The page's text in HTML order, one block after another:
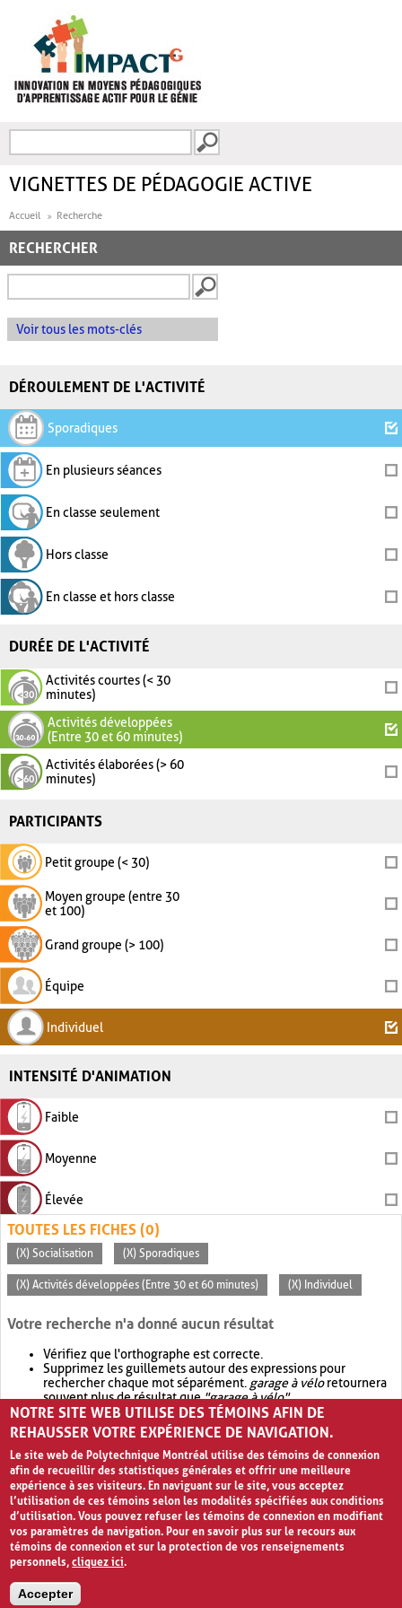
FORMULAIRE DE
VIGNETTES DE PÉDAGOGIE ACTIVE
Accueil Recherche
RECHERCHER
Voir tous les mots-clés
DÉROULEMENT DE L'ACTIVITÉ
Sporadiques
En plusieurs séances
En classe seulement
Hors classe
En classe et hors classe
DURÉE DE L'ACTIVITÉ
Activités courtes (< 30
minutes)
Activités développées
(Entre 30 et 60 minutes)
Activités élaborées (> 60
minutes)
PARTICIPANTS
Petit groupe (< 30)
Moyen groupe (entre 30
et 100)
Grand groupe (> 100)
Équipe
Individuel
INTENSITÉ D'ANIMATION
Faible
Moyenne
Élevée
TOUTES LES FICHES (0)
(X) Socialisation (X) Sporadiques
(X) Activités développées (Entre 30 et 60 minutes) (X) Individuel
Votre recherche n'a donné aucun résultat
Vérifiez que l'orthographe est correcte.
Supprimez les guillemets autour des expressions pour
rechercher chaque mot séparément. garage à véloretournera
souvent plus de résultat que"garage à vélo".
Envisagez d'élargir votre recherche avec OR.garage OR vélo
retournera souvent plus de résultat quegarage à vélo
NOTRE SITE WEB UTILISE DES TÉMOINS AFIN DE
REHAUSSER VOTRE EXPÉRIENCE DE NAVIGATION.
Le site web de Polytechnique Montréal utilise des témoins de connexion
afin de recueillir des statistiques générales et offrir une meilleure
expérience à ses visiteurs. En naviguant sur le site, vous acceptez
l’utilisation de ces témoins selon les modalités spécifiées aux conditions
d’utilisation. Vous pouvez refuser les témoins de connexion en modifiant
vos paramètres de navigation. Pour en savoir plus sur le recours aux
témoins de connexion et sur la protection de vos renseignements
personnels,cliquez ici.
Accepter